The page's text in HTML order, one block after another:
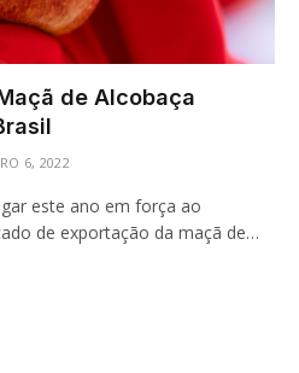
de Alcobaça
6, 2022
este ano em força ao
de exportação da maçã de…